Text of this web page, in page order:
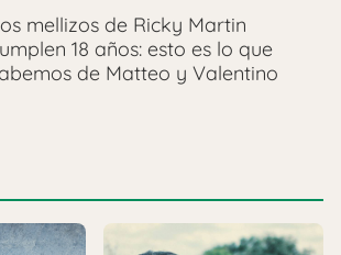
mellizos de Ricky Martin
18 años: esto es lo que
de Matteo y Valentino